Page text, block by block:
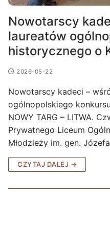
Nowotarscy
laureatów
historycznego o
2026-05-22
Nowotarscy kadeci –
ogólnopolskiego
NOWY TARG – LITWA.
Prywatnego Liceum
Młodzieży im. gen.
CZYTAJ DALEJ →